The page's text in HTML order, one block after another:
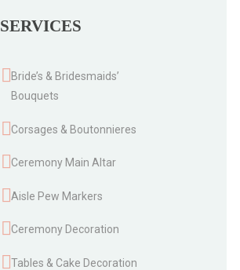
SERVICES
Bride’s & Bridesmaids’
Bouquets
Corsages & Boutonnieres
Ceremony Main Altar
Aisle Pew Markers
Ceremony Decoration
Tables & Cake Decoration